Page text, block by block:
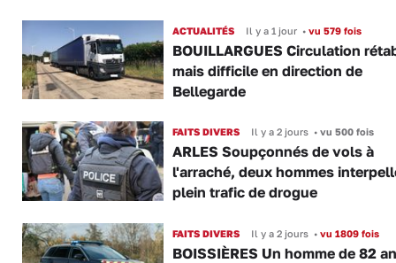
ACTUALITÉS Il y a 1 jour •vu 579 fois
BOUILLARGUES Circulation
mais difficile en direction de
Bellegarde
FAITS DIVERS Il y a 2 jours •vu 500 fois
ARLES Soupçonnés de vols à
l'arraché, deux hommes
plein trafic de drogue
FAITS DIVERS Il y a 2 jours •vu 1809 fois
BOISSIÈRES Un homme de 82